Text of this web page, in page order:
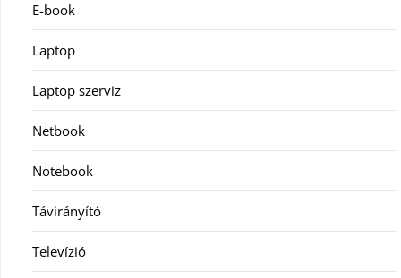
E-book
Laptop
Laptop szerviz
Netbook
Notebook
Távirányító
Televízió